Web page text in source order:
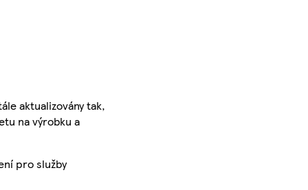
aktualizovány tak,
na výrobku a
pro služby